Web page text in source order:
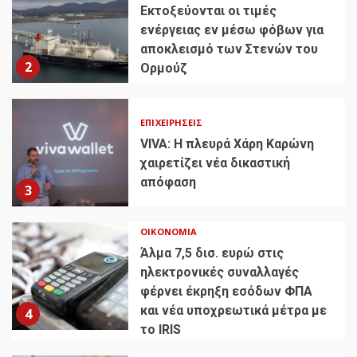
2
Εκτοξεύονται οι τιμές
ενέργειας εν μέσω φόβων για
αποκλεισμό των Στενών του
Ορμούζ
3
ΕΠΙΧΕΙΡΉΣΕΙΣ
VIVA: Η πλευρά Χάρη Καρώνη
χαιρετίζει νέα δικαστική
απόφαση
4
ΟΙΚΟΝΟΜΊΑ
Άλμα 7,5 δισ. ευρώ στις
ηλεκτρονικές συναλλαγές
φέρνει έκρηξη εσόδων ΦΠΑ
και νέα υποχρεωτικά μέτρα με
το IRIS